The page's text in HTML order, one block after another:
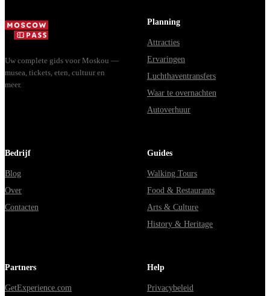
Uw complete gids voor Moskou —
musea, tickets, eten, cultuur en
meer.
Planning
Attracties
Ervaringen
Luchthaventransfers
Waar te overnachten
Autoverhuur
Bedrijf
Blog
Over
Contacten
Guides
Walking Tours
Food & Restaurants
Arts & Culture
History & Heritage
Partners
GetExperience.com
Help
Privacybeleid